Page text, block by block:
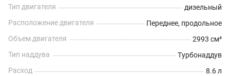
Тип двигателя
дизельный
Расположение двигателя
Переднее, продольное
Объем двигателя
2993 см³
Тип наддува
Турбонаддув
Расход
8.6 л